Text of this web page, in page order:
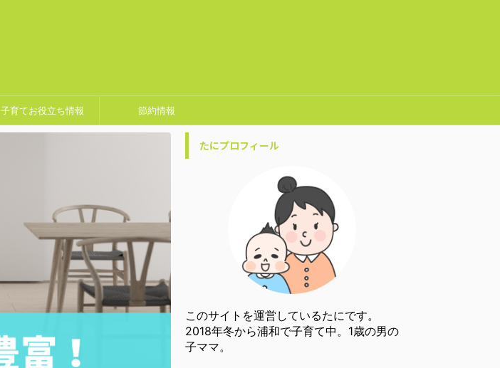
子育てお役立ち情報 節約情報
たにプロフィール
このサイトを運営しているたにです。
2018年冬から浦和で子育て中。1歳の男の
子ママ。